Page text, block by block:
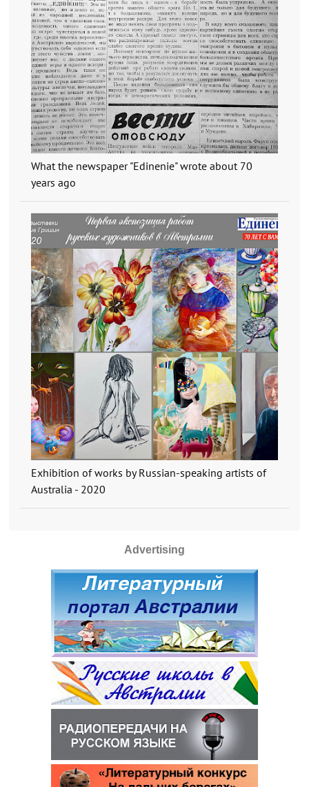
What the newspaper "Edinenie" wrote about 70
years ago
Exhibition of works by Russian-speaking artists of
Australia - 2020
Advertising